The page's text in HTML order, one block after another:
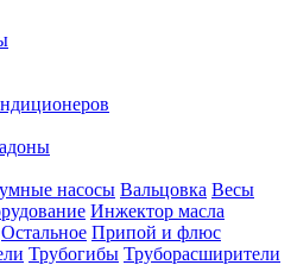
насосы Вальцовка Весы
Инжектор масла
Остальное Припой и флюс
Трубогибы Труборасширители